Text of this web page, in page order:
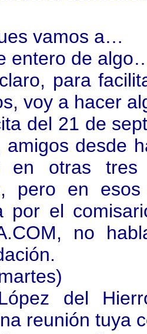
vamos a…
entero de
para
voy a hacer
del 21 de
amigos desde
en otras tres
pero en
por el
no
del
reunión tuya